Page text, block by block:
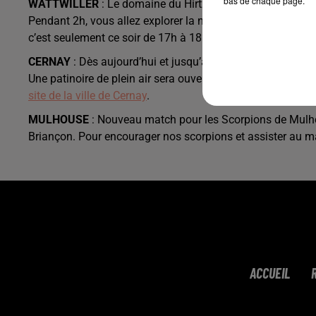
WATTWILLER : Le domaine du Hirtz du côté de
Pendant 2h, vous allez explorer la nature, la forêt pour
c’est seulement ce soir de 17h à 18h30. Toutes les infos
CERNAY : Dès aujourd’hui et jusqu’à fin Décembre, la
Une patinoire de plein air sera ouverte à partir de demain
site de la ville de Cernay.
MULHOUSE : Nouveau match pour les Scorpions de
Briançon. Pour encourager nos scorpions et assister au
ACCUEIL